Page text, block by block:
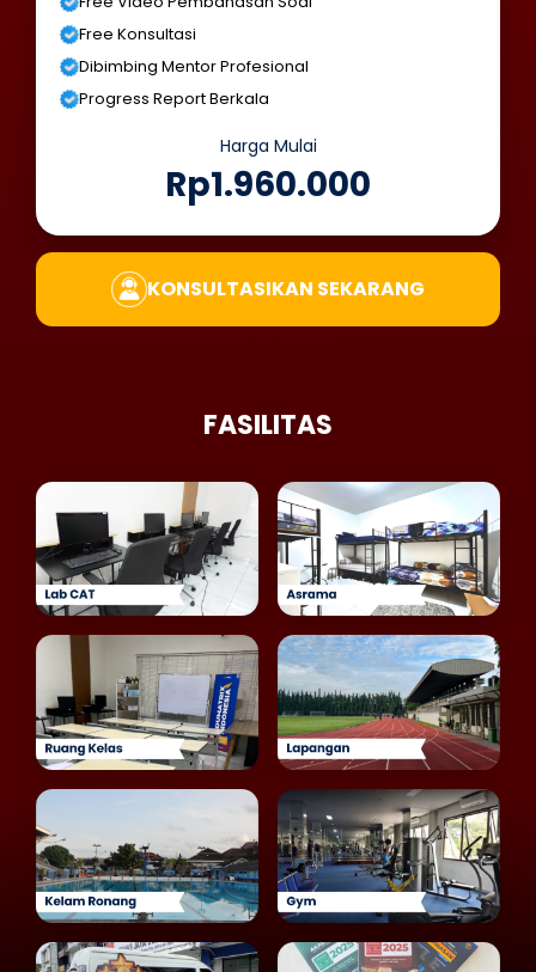
Free Konsultasi
Dibimbing Mentor Profesional
Progress Report Berkala
Harga Mulai
Rp1.960.000
KONSULTASIKAN SEKARANG
FASILITAS